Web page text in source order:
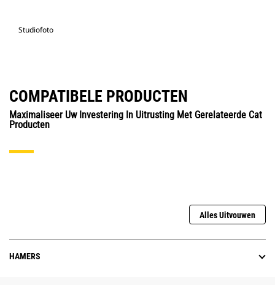
Studiofoto
COMPATIBELE PRODUCTEN
Maximaliseer Uw Investering In Uitrusting Met Gerelateerde Cat
Producten
Alles Uitvouwen
HAMERS